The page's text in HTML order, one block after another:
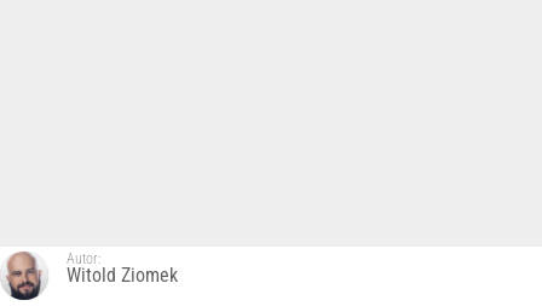
Autor:
Witold Ziomek